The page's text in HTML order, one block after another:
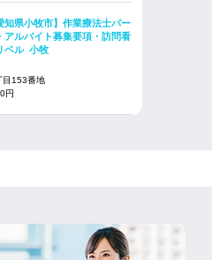
知県小牧市】作業療法士パー
アルバイト募集要項・訪問看
ベル 小牧
目153番地
円